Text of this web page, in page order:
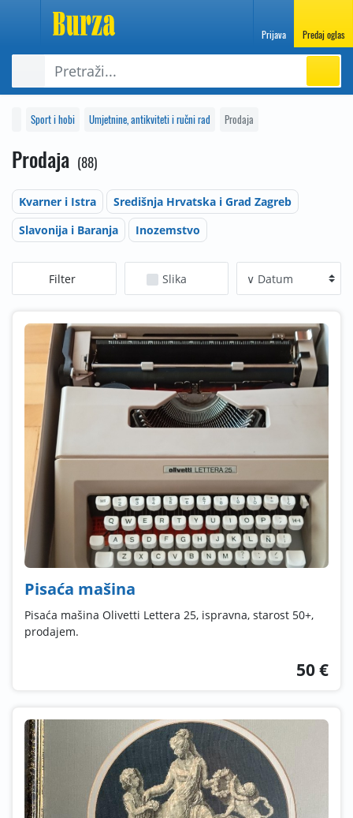
Prijava Predaj oglas
Sport i hobi Umjetnine, antikviteti i ručni rad Prodaja
Prodaja 88
Kvarner i Istra
Središnja Hrvatska i Grad Zagreb
Slavonija i Baranja
Inozemstvo
Filter Slika
Pisaća mašina
Pisaća mašina Olivetti Lettera 25, ispravna, starost 50+,
prodajem.
50 €